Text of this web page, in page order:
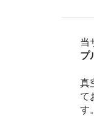
当
プ
真
て
す。